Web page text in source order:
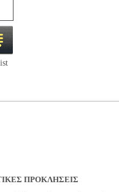
ΠΡΟΚΛΗΣΕΙΣ